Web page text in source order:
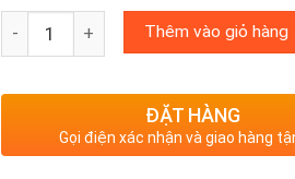
Lưỡi cắt ống PVC TVP-42K Top Nhật
Thêm vào giỏ hàng
ĐẶT HÀNG
Gọi điện xác nhận và giao hàng